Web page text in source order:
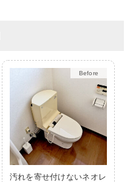
After
汚れを寄せ付けないネオレ